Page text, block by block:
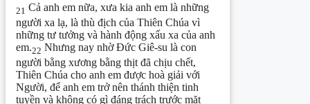
21 Cả anh em nữa, xưa kia anh em là những
người xa lạ, là thù địch của Thiên Chúa vì
những tư tưởng và hành động xấu xa của anh
em.22 Nhưng nay nhờ Đức Giê-su là con
người bằng xương bằng thịt đã chịu chết,
Thiên Chúa cho anh em được hoà giải với
Người, để anh em trở nên thánh thiện tinh
tuyền và không có gì đáng trách trước mặt